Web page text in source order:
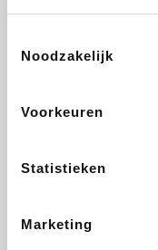
Noodzakelijk
Voorkeuren
Statistieken
Marketing
DectDirect